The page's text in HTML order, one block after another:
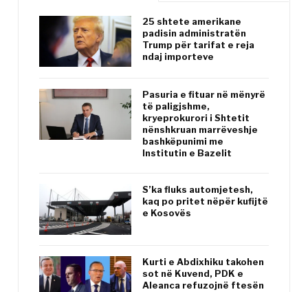
25 shtete amerikane
padisin administratën
Trump për tarifat e reja
ndaj importeve
Pasuria e fituar në mënyrë
të paligjshme,
kryeprokurori i Shtetit
nënshkruan marrëveshje
bashkëpunimi me
Institutin e Bazelit
S’ka fluks automjetesh,
kaq po pritet nëpër kufijtë
e Kosovës
Kurti e Abdixhiku takohen
sot në Kuvend, PDK e
Aleanca refuzojnë ftesën